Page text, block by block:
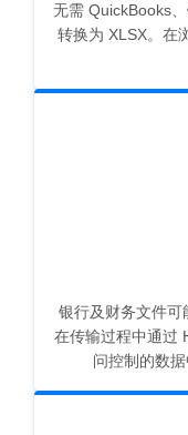
无需 QuickBooks
转换为 XLSX。在
银行及财务文件可
在传输过程中通过
问控制的数